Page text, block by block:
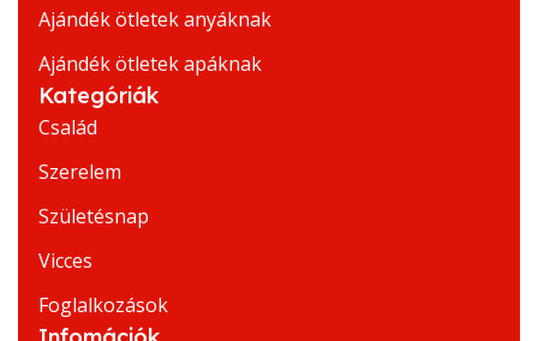
Ajándék ötletek anyáknak
Ajándék ötletek apáknak
Kategóriák
Család
Szerelem
Születésnap
Vicces
Foglalkozások